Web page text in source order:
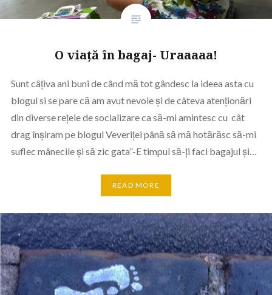
O viață în bagaj- Uraaaaa!
Sunt câțiva ani buni de când mă tot gândesc la ideea asta cu
blogul si se pare că am avut nevoie și de câteva atenționări
din diverse rețele de socializare ca să-mi amintesc cu cât
drag înșiram pe blogul Veveriței până să mă hotărăsc să-mi
suflec mânecile și să zic gata”-E timpul să-ți faci bagajul și…
READ MORE